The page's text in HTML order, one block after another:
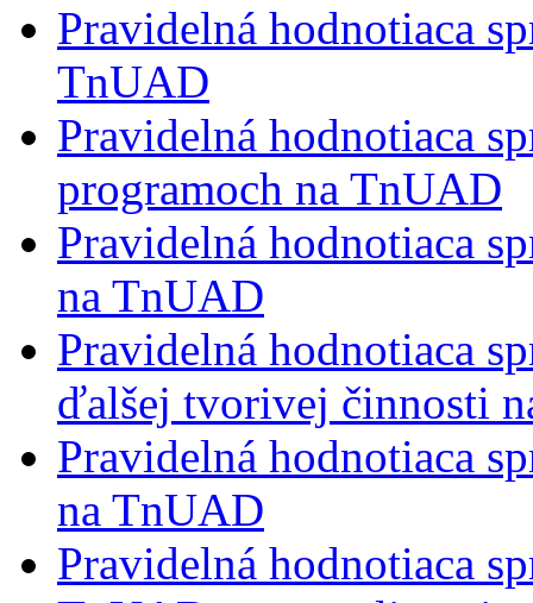
Pravidelná hodnotiaca
TnUAD
Pravidelná hodnotiaca
programoch na TnUAD
Pravidelná hodnotiaca
na TnUAD
Pravidelná hodnotiaca
ďalšej tvorivej činnosti
Pravidelná hodnotiaca
na TnUAD
Pravidelná hodnotiaca